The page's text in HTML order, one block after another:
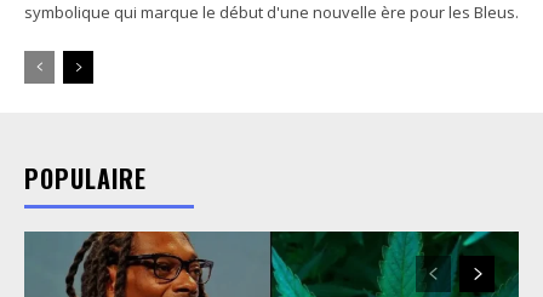
symbolique qui marque le début d'une nouvelle ère pour les Bleus.
POPULAIRE